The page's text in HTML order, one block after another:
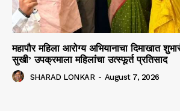
महापौर महिला आरोग्य अभियानाचा दिमाखात
सुखी’ उपक्रमाला महिलांचा उत्स्फूर्त प्रतिसाद
SHARAD LONKAR - August 7, 2026